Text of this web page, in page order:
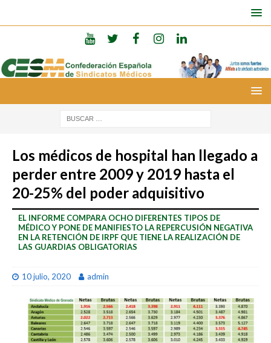
Los médicos de hospital han llegado a
perder entre 2009 y 2019 hasta el
20-25% del poder adquisitivo
EL INFORME COMPARA OCHO DIFERENTES TIPOS DE
MÉDICO Y PONE DE MANIFIESTO LA REPERCUSIÓN NEGATIVA
EN LA RETENCIÓN DE IRPF QUE TIENE LA REALIZACIÓN DE
LAS GUARDIAS OBLIGATORIAS
10 julio, 2020 admin